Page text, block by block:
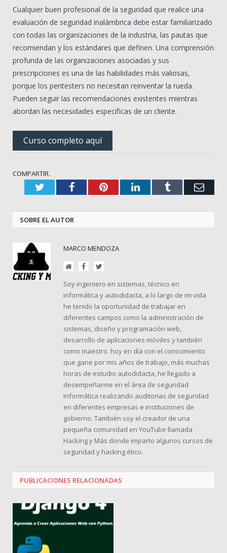
Cualquier buen profesional de la seguridad que realice una
evaluación de seguridad inalámbrica debe estar familiarizado
con todas las organizaciones de la industria, las pautas que
recomiendan y los estándares que definen. Una comprensión
profunda de las organizaciones asociadas y sus
prescripciones es una de las habilidades más valiosas,
porque los pentesters no necesitan reinventar la rueda.
Pueden seguir las recomendaciones existentes mientras
abordan las necesidades específicas de un cliente.
Curso completo aquí
COMPARTIR.
TwitterFacebookPinterestLinkedInTumblr
SOBRE EL AUTOR
MARCO MENDOZA
SitioFacebookTwitter
Soy ingeniero en sistemas, técnico en
informática y autodidacta, a lo largo de mi vida
he tenido la oportunidad de trabajar en
diferentes campos como la administración de
sistemas, diseño y programación web,
desarrollo de aplicaciones móviles y también
como maestro. hoy en día con el conocimiento
que gane por mis años de trabajo, más muchas
horas de estudio autodidacta, he llegado a
desempeñarme en el área de seguridad
informática realizando auditorias de seguridad
en diferentes empresas e instituciones de
gobierno. También soy el creador de una
pequeña comunidad en YouTube llamada
Hacking y Más donde imparto algunos cursos de
seguridad y hacking ético.
PUBLICACIONES RELACIONADAS